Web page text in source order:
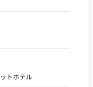
トホテル